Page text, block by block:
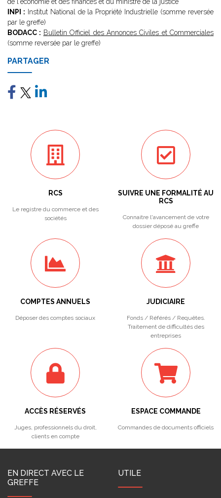
INPI : Institut National de la Propriété Industrielle (somme reversée
par le greffe)
BODACC : Bulletin Officiel des Annonces Civiles et Commerciales
(somme reversée par le greffe)
PARTAGER
RCS
Le registre du commerce et des
sociétés
SUIVRE UNE FORMALITÉ AU
RCS
Connaitre l'avancement de votre
dossier déposé au greffe
COMPTES ANNUELS
Déposer des comptes sociaux
JUDICIAIRE
Fonds / Référés / Requêtes.
Traitement de difficultés des
entreprises
ACCÈS RÉSERVÉS
Juges, professionnels du droit,
clients en compte
ESPACE COMMANDE
Commandes de documents officiels
EN DIRECT AVEC LE
GREFFE
UTILE